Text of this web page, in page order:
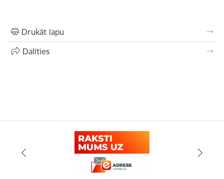
Drukāt lapu
Dalīties